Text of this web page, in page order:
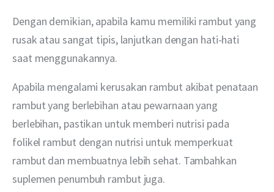
Dengan demikian, apabila kamu memiliki rambut yang
rusak atau sangat tipis, lanjutkan dengan hati-hati
saat menggunakannya.
Apabila mengalami kerusakan rambut akibat penataan
rambut yang berlebihan atau pewarnaan yang
berlebihan, pastikan untuk memberi nutrisi pada
folikel rambut dengan nutrisi untuk memperkuat
rambut dan membuatnya lebih sehat. Tambahkan
suplemen penumbuh rambut juga.